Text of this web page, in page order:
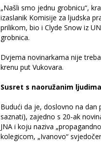
„Našli smo jednu grobnicu“,
izaslanik Komisije za ljudska
prilikom, bio i Clyde Snow iz
grobnica.
Dvjema novinarkama nije
krenu put Vukovara.
Susret s naoružanim ljudima
Budući da je, doslovno na dan
saznati), zajedno s 20-ak
JNA i koju naziva
kolegicom, „Ivanovo“